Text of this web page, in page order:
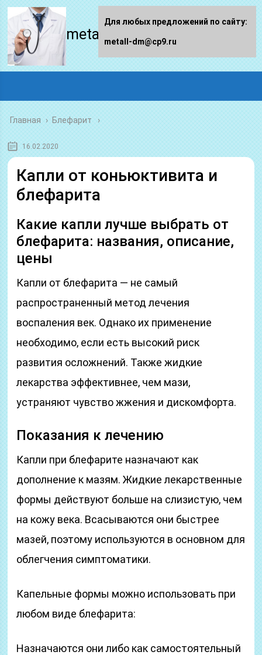
metall-dm.ru
Главная › Блефарит
16.02.2020
Капли от коньюктивита и
блефарита
Какие капли лучше выбрать от
блефарита: названия, описание,
цены
Капли от блефарита — не самый
распространенный метод лечения
воспаления век. Однако их применение
необходимо, если есть высокий риск
развития осложнений. Также жидкие
лекарства эффективнее, чем мази,
устраняют чувство жжения и дискомфорта.
Показания к лечению
Капли при блефарите назначают как
дополнение к мазям. Жидкие лекарственные
формы действуют больше на слизистую, чем
на кожу века. Всасываются они быстрее
мазей, поэтому используются в основном для
облегчения симптоматики.
Капельные формы можно использовать при
любом виде блефарита:
Назначаются они либо как самостоятельный
Для любых предложений по сайту:
metall-dm@cp9.ru